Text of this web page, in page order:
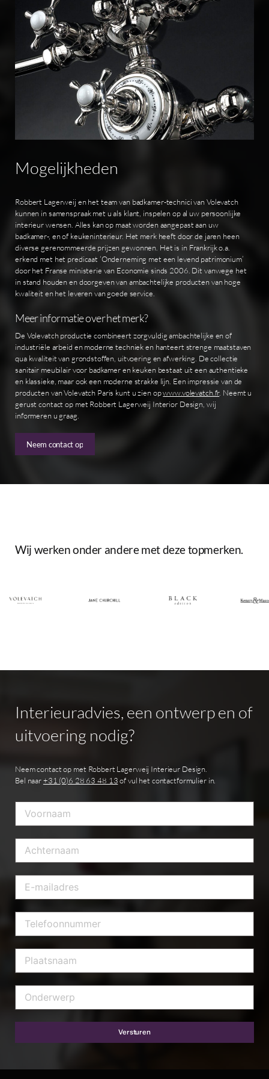
Mogelijkheden
Robbert Lagerweij en het team van badkamer-technici van Volevatch
kunnen in samenspraak met u als klant, inspelen op al uw persoonlijke
interieur wensen. Alles kan op maat worden aangepast aan uw
badkamer-, en of keukeninterieur. Het merk heeft door de jaren heen
diverse gerenommeerde prijzen gewonnen. Het is in Frankrijk o.a.
erkend met het predicaat ‘Onderneming met een levend patrimonium’
door het Franse ministerie van Economie sinds 2006. Dit vanwege het
in stand houden en doorgeven van ambachtelijke producten van hoge
kwaliteit en het leveren van goede service.
Meer informatie over het merk?
De Volevatch productie combineert zorgvuldig ambachtelijke en of
industriële arbeid en moderne techniek en hanteert strenge maatstaven
qua kwaliteit van grondstoffen, uitvoering en afwerking. De collectie
sanitair meubilair voor badkamer en keuken bestaat uit een authentieke
en klassieke, maar ook een moderne strakke lijn. Een impressie van de
producten van Volevatch Paris kunt u zien opwww.volevatch.fr. Neemt u
gerust contact op met Robbert Lagerweij Interior Design, wij
informeren u graag.
Neem contact op
Wij werkenonder andere metdezetopmerken.
Interieuradvies, een ontwerpen of
uitvoering nodig?
Neem contact op met Robbert Lagerweij Interieur Design.
Bel naar+31 (0)6 28 63 48 13of vul het contactformulier in.
Versturen